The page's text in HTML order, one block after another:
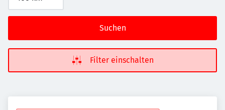
Suchen
Filter einschalten